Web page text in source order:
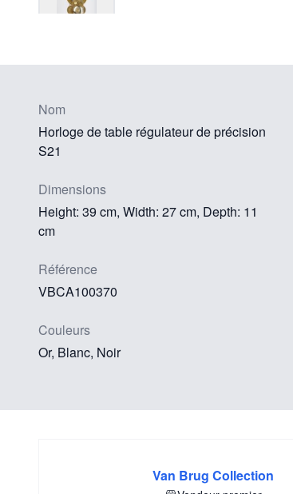
Nom
Horloge de table régulateur de précision
S21
Dimensions
Height: 39 cm, Width: 27 cm, Depth: 11
cm
Référence
VBCA100370
Couleurs
Or, Blanc, Noir
Van Brug Collection